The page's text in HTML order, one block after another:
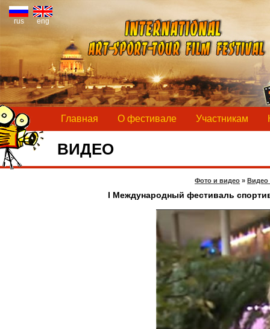
rus eng
Главная О фестивале Участникам
ВИДЕО
Фото и видео » Видео
I Международный фестиваль